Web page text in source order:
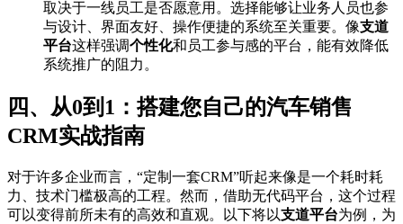
取决于一线员工是否愿意用。选择能够让业务人员也参
与设计、界面友好、操作便捷的系统至关重要。像支道
平台这样强调个性化和员工参与感的平台，能有效降低
系统推广的阻力。
四、从0到1：搭建您自己的汽车销售
CRM实战指南
对于许多企业而言，“定制一套CRM”听起来像是一个耗时耗
力、技术门槛极高的工程。然而，借助无代码平台，这个过程
可以变得前所未有的高效和直观。以下将以支道平台为例，为